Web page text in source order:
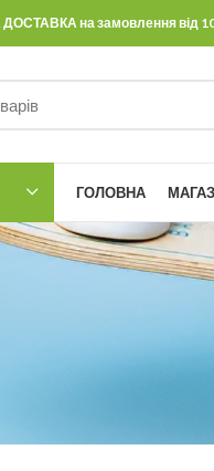
на замовлення від
ГОЛОВНА